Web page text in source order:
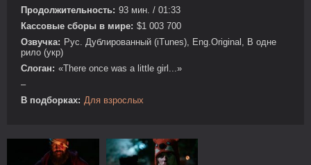
Продолжительность: 93 мин. / 01:33
Кассовые сборы в мире: $1 003 700
Озвучка: Рус. Дублированный (iTunes), Eng.Original, В одне
рило (укр)
Слоган: «There once was a little girl...»
–
В подборках: Для взрослых